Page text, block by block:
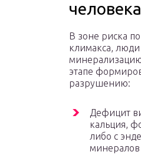
человека
В зоне риска
климакса,
этапе
разрушению:
Дефицит
кальция,
либо с
минералов